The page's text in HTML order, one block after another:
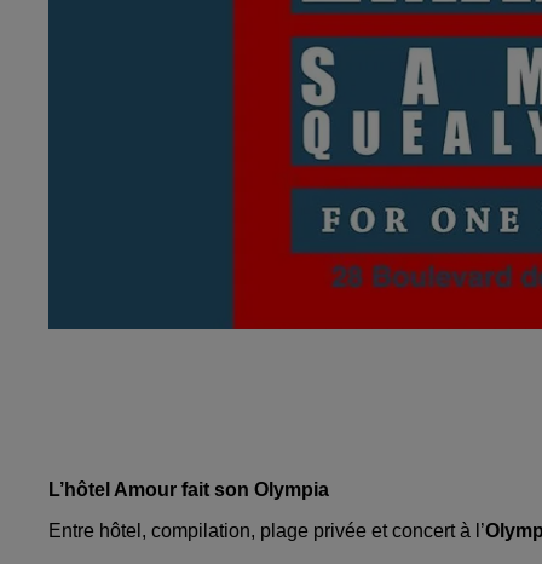
L’hôtel Amour fait son Olympia
Entre hôtel, compilation, plage privée et concert à l’